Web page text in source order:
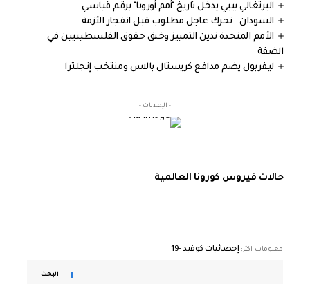
البرتغالي بيبي يدخل تاريخ "أمم أوروبا" برقم قياسي
السودان.. تحرك عاجل مطلوب قبل انفجار الأزمة
الأمم المتحدة تدين التمييز وخنق حقوق الفلسطينيين في
الضفة
ليفربول يضم مدافع كريستال بالاس ومنتخب إنجلترا
- الإعلانات -
حالات فيروس كورونا العالمية
معلومات اكثر: إحصائيات كوفيد -19
البحث